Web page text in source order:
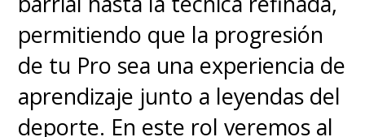
permitiendo que la progresión
de tu Pro sea una experiencia de
aprendizaje junto a leyendas del
deporte. En este rol veremos al